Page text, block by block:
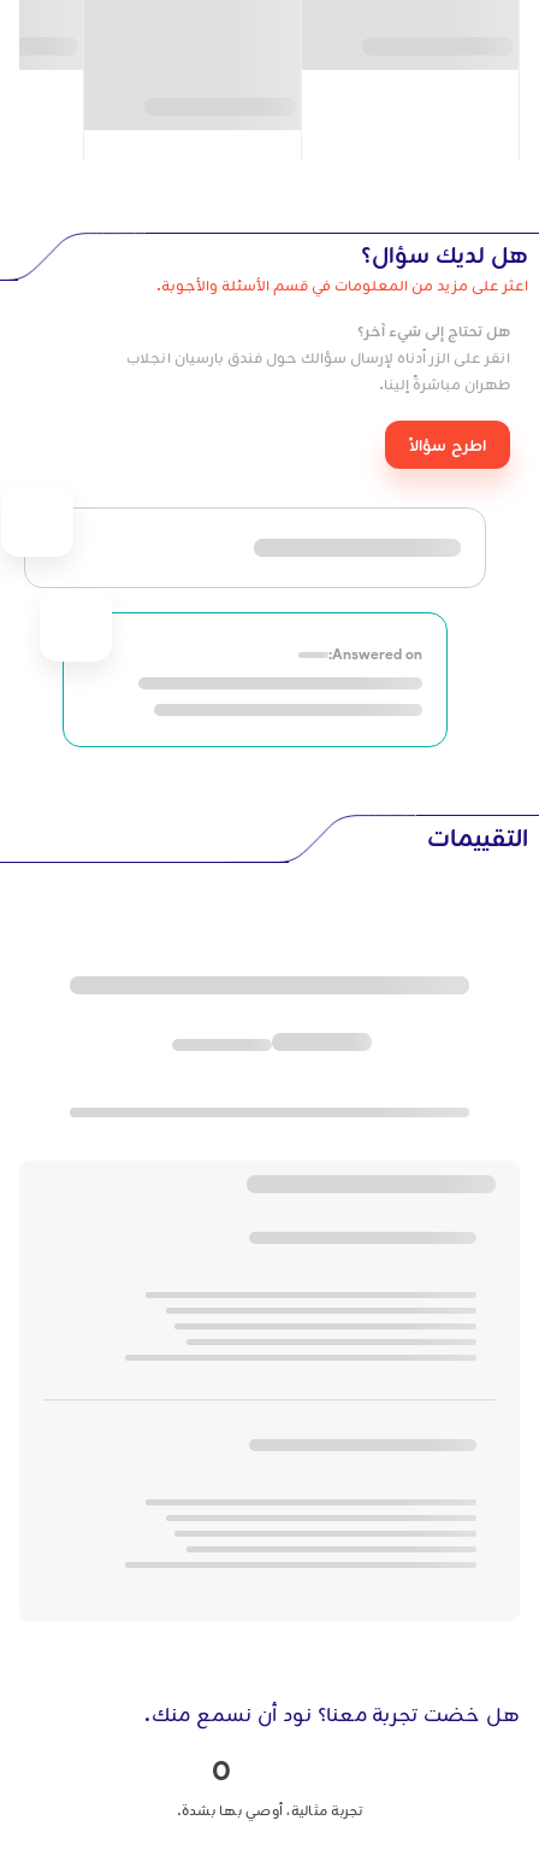
هل لديك سؤال؟
اعثر على مزيد من المعلومات في قسم الأسئلة والأجوبة.
هل تحتاج إلى شيء آخر؟
انقر على الزر أدناه لإرسال سؤالك حول فندق بارسيان انجلاب
طهران مباشرةً إلينا.
اطرح سؤالاً
Answered on:
التقييمات
هل خضت تجربة معنا؟ نود أن نسمع منك.
0
تجربة مثالية، أوصي بها بشدة.